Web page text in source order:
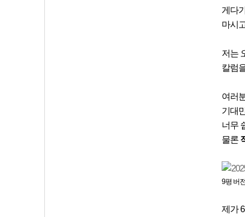
게다
마시
저는
칼럼
여러
기대
너무
물론
9평 버
제가